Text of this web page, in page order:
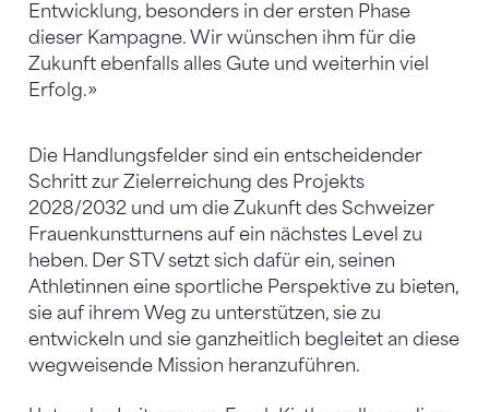
Entwicklung, besonders in der ersten Phase
dieser Kampagne. Wir wünschen ihm für die
Zukunft ebenfalls alles Gute und weiterhin viel
Erfolg.»
Die Handlungsfelder sind ein entscheidender
Schritt zur Zielerreichung des Projekts
2028/2032 und um die Zukunft des Schweizer
Frauenkunstturnens auf ein nächstes Level zu
heben. Der STV setzt sich dafür ein, seinen
Athletinnen eine sportliche Perspektive zu bieten,
sie auf ihrem Weg zu unterstützen, sie zu
entwickeln und sie ganzheitlich begleitet an diese
wegweisende Mission heranzuführen.